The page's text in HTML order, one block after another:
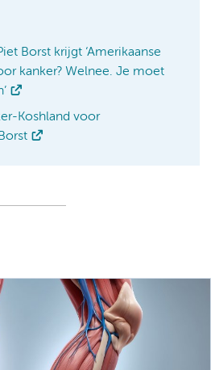
Borst krijgt ‘Amerikaanse
kanker? Welnee. Je moet
Koshland voor